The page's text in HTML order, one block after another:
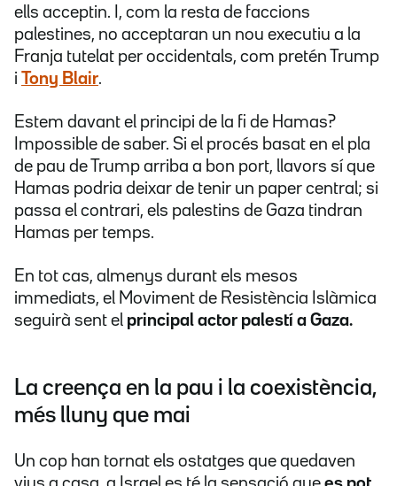
ells acceptin. I, com la resta de faccions
palestines, no acceptaran un nou executiu a la
Franja tutelat per occidentals, com pretén Trump
i Tony Blair.
Estem davant el principi de la fi de Hamas?
Impossible de saber. Si el procés basat en el pla
de pau de Trump arriba a bon port, llavors sí que
Hamas podria deixar de tenir un paper central; si
passa el contrari, els palestins de Gaza tindran
Hamas per temps.
En tot cas, almenys durant els mesos
immediats, el Moviment de Resistència Islàmica
seguirà sent el principal actor palestí a Gaza.
La creença en la pau i la coexistència,
més lluny que mai
Un cop han tornat els ostatges que quedaven